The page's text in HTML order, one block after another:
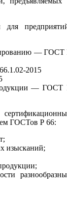
— ГОСТ
2015
— ГОСТ
ГОСТов Р 66:
изысканий;